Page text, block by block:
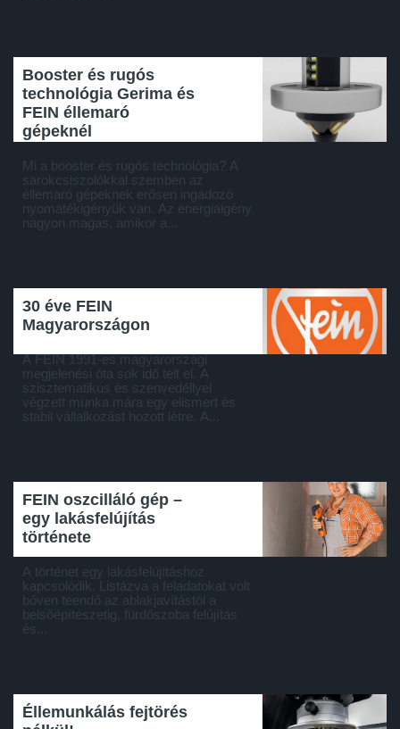
Booster és rugós
technológia Gerima és
FEIN éllemaró
gépeknél
Mi a booster és rugós technológia? A
sarokcsiszolókkal szemben az
éllemaró gépeknek erősen ingadozó
nyomatékigényük van. Az energiaigény
nagyon magas, amikor a...
30 éve FEIN
Magyarországon
A FEIN 1991-es magyarországi
megjelenési óta sok idő telt el. A
szisztematikus és szenvedéllyel
végzett munka mára egy elismert és
stabil vállalkozást hozott létre. A...
FEIN oszcilláló gép –
egy lakásfelújítás
története
A történet egy lakásfelújításhoz
kapcsolódik. Listázva a feladatokat volt
bőven teendő az ablakjavítástól a
belsőépítészetig, fürdőszoba felújítás
és...
Éllemunkálás fejtörés